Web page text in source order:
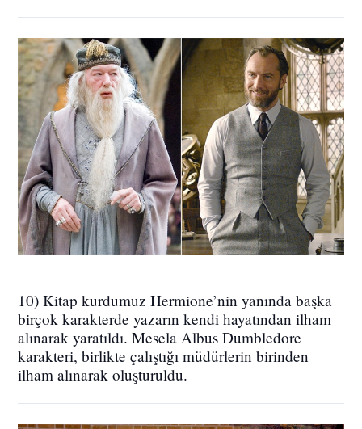
10) Kitap kurdumuz Hermione’nin yanında başka
birçok karakterde yazarın kendi hayatından ilham
alınarak yaratıldı. Mesela Albus Dumbledore
karakteri, birlikte çalıştığı müdürlerin birinden
ilham alınarak oluşturuldu.